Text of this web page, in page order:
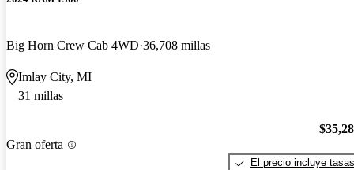
Big Horn Crew Cab 4WD 36,708 millas
Imlay City, MI
31 millas
Gran oferta
El precio incluye tasas